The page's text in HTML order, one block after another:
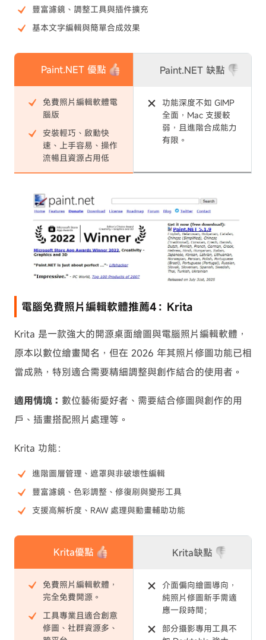
豐富濾鏡、調整工具與插件擴充
基本文字編輯與簡單合成效果
Paint.NET 優點
免費照片編輯軟體電
腦版
安裝輕巧、啟動快
速、上手容易、操作
流暢且資源占用低
Paint.NET 缺點
功能深度不如 GIMP
全面，Mac 支援較
弱，且進階合成能力
有限。
電腦免費照片編輯軟體推薦4：Krita
Krita 是一款強大的開源桌面繪圖與電腦照片編輯軟體，
原本以數位繪畫聞名，但在 2026 年其照片修圖功能已相
當成熟，特別適合需要精細調整與創作結合的使用者。
適用情境： 數位藝術愛好者、需要結合修圖與創作的用
戶、插畫搭配照片處理等。
Krita 功能：
進階圖層管理、遮罩與非破壞性編輯
豐富濾鏡、色彩調整、修復刷與變形工具
支援高解析度、RAW 處理與動畫輔助功能
Krita優點
免費照片編輯軟體，
完全免費開源。
工具專業且適合創意
修圖、社群資源多、
Krita缺點
介面偏向繪圖導向，
純照片修圖新手需適
應一段時間；
部分攝影專用工具不